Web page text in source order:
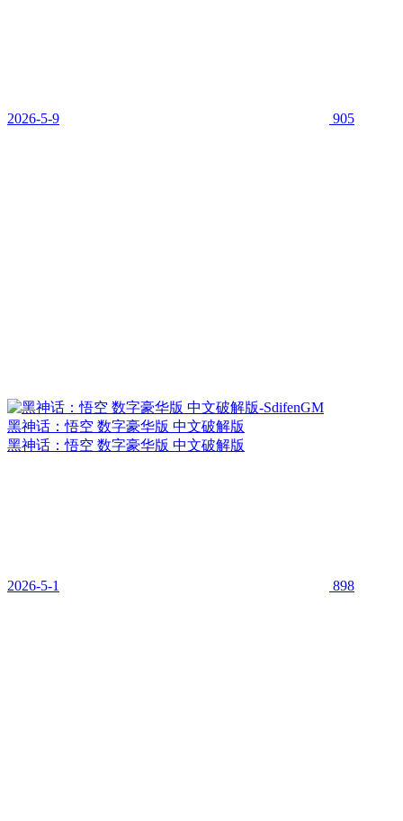
2026-5-9 905
黑神话：悟空 数字豪华版 中文破解版
黑神话：悟空 数字豪华版 中文破解版
2026-5-1 898